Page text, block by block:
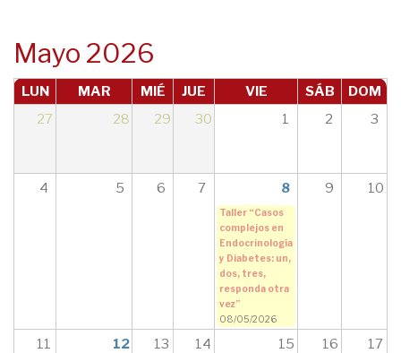
Mayo 2026
LUN MAR MIÉ JUE VIE SÁB
DOM
27
28 29 30 1 2 3
4 5 6 7 8 9 10
Taller “Casos
complejos en
Endocrinología
y Diabetes: un,
dos, tres,
responda otra
vez”
08/05/2026
11 12 13 14 15 16 17